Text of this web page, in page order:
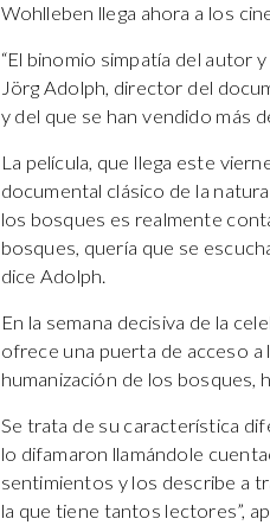
Wohlleben llega ahora a los
“El binomio simpatía del autor
Jörg Adolph, director del
y del que se han vendido más
La película, que llega este
documental clásico de la
los bosques es realmente
bosques, quería que se
dice Adolph.
En la semana decisiva de la
ofrece una puerta de acceso a
humanización de los bosques,
Se trata de su característica
lo difamaron llamándole
sentimientos y los describe a
la que tiene tantos lectores”,